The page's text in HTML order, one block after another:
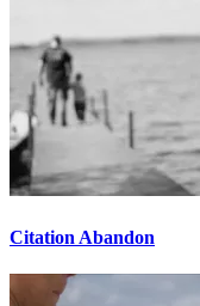
Citation Abandon